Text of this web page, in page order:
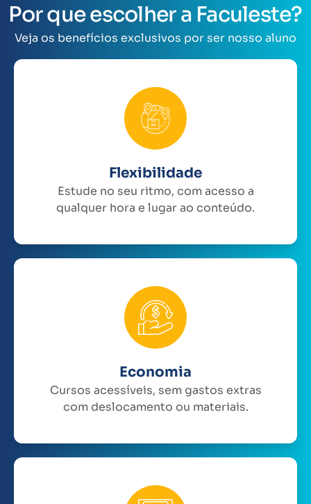
Por que escolher a Faculeste?
Veja os benefícios exclusivos por ser nosso aluno
Flexibilidade
Estude no seu ritmo, com acesso a
qualquer hora e lugar ao conteúdo.
Economia
Cursos acessíveis, sem gastos extras
com deslocamento ou materiais.